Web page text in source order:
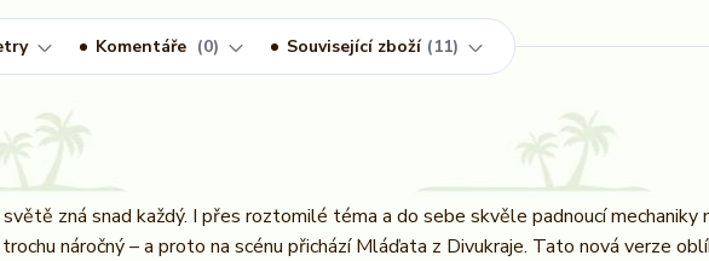
Komentáře 0 Související zboží 11
zná snad každý. I přes roztomilé téma a do sebe skvěle padnoucí mechaniky
náročný – a proto na scénu přichází Mláďata z Divukraje. Tato nová verze